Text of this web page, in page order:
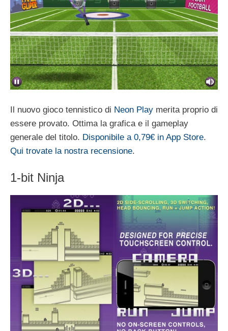
Il nuovo gioco tennistico di Neon Play merita proprio di
essere provato. Ottima la grafica e il gameplay
generale del titolo. Disponibile a 0,79€ in App Store.
Qui trovate la nostra recensione.
1-bit Ninja